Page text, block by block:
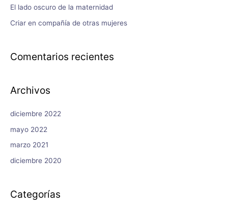
El lado oscuro de la maternidad
Criar en compañía de otras mujeres
Comentarios recientes
Archivos
diciembre 2022
mayo 2022
marzo 2021
diciembre 2020
Categorías